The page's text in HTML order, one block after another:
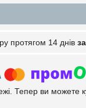
протягом 14 днів
Тепер ви